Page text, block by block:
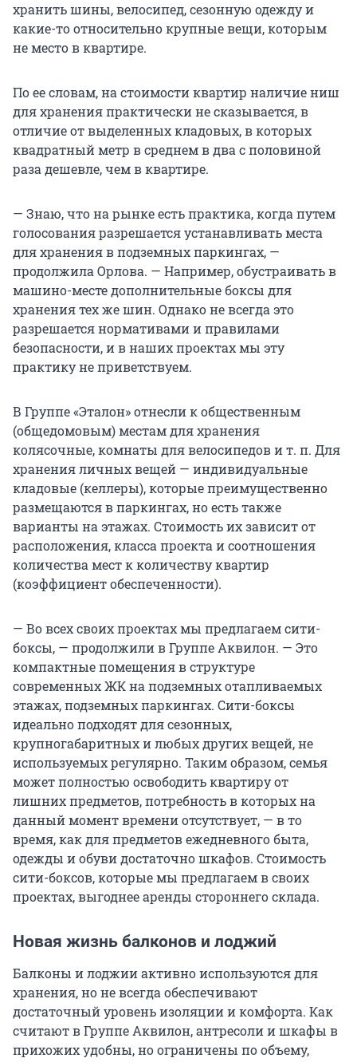
хранить шины, велосипед, сезонную одежду и
какие-то относительно крупные вещи, которым
не место в квартире.
По ее словам, на стоимости квартир наличие ниш
для хранения практически не сказывается, в
отличие от выделенных кладовых, в которых
квадратный метр в среднем в два с половиной
раза дешевле, чем в квартире.
— Знаю, что на рынке есть практика, когда путем
голосования разрешается устанавливать места
для хранения в подземных паркингах, —
продолжила Орлова. — Например, обустраивать в
машино-месте дополнительные боксы для
хранения тех же шин. Однако не всегда это
разрешается нормативами и правилами
безопасности, и в наших проектах мы эту
практику не приветствуем.
В Группе «Эталон» отнесли к общественным
(общедомовым) местам для хранения
колясочные, комнаты для велосипедов и т. п. Для
хранения личных вещей — индивидуальные
кладовые (келлеры), которые преимущественно
размещаются в паркингах, но есть также
варианты на этажах. Стоимость их зависит от
расположения, класса проекта и соотношения
количества мест к количеству квартир
(коэффициент обеспеченности).
— Во всех своих проектах мы предлагаем сити-
боксы, — продолжили в Группе Аквилон. — Это
компактные помещения в структуре
современных ЖК на подземных отапливаемых
этажах, подземных паркингах. Сити-боксы
идеально подходят для сезонных,
крупногабаритных и любых других вещей, не
используемых регулярно. Таким образом, семья
может полностью освободить квартиру от
лишних предметов, потребность в которых на
данный момент времени отсутствует, — в то
время, как для предметов ежедневного быта,
одежды и обуви достаточно шкафов. Стоимость
сити-боксов, которые мы предлагаем в своих
проектах, выгоднее аренды стороннего склада.
Новая жизнь балконов и лоджий
Балконы и лоджии активно используются для
хранения, но не всегда обеспечивают
достаточный уровень изоляции и комфорта. Как
считают в Группе Аквилон, антресоли и шкафы в
прихожих удобны, но ограничены по объему,